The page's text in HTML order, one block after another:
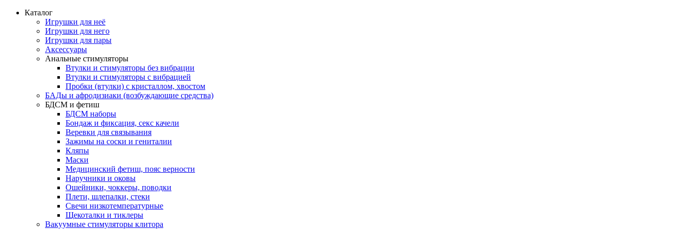
Каталог
Игрушки для неё
Игрушки для него
Игрушки для пары
Аксессуары
Анальные стимуляторы
Втулки и стимуляторы без вибрации
Втулки и стимуляторы с вибрацией
Пробки (втулки) с кристаллом, хвостом
БАДы и афродизиаки (возбуждающие средства)
БДСМ и фетиш
БДСМ наборы
Бондаж и фиксация, секс качели
Веревки для связывания
Зажимы на соски и гениталии
Кляпы
Маски
Медицинский фетиш, пояс верности
Наручники и оковы
Ошейники, чоккеры, поводки
Плети, шлепалки, стеки
Свечи низкотемпературные
Щекоталки и тиклеры
Вакуумные стимуляторы клитора